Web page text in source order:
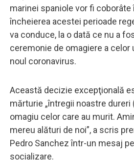
marinei spaniole vor fi coborâte
încheierea acestei perioade
va conduce, la o dată ce nu a
ceremonie de omagiere a celor
noul coronavirus.
Această decizie excepţională
mărturie „întregii noastre dureri
omagiu celor care au murit.
mereu alături de noi”, a scris
Pedro Sanchez într-un mesaj
socializare.